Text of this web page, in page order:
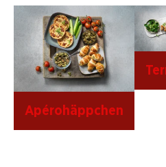
Apérohäppchen